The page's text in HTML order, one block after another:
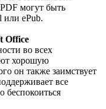
могут быть
или ePub.
Office
во всех
хорошую
он также заимствует
все